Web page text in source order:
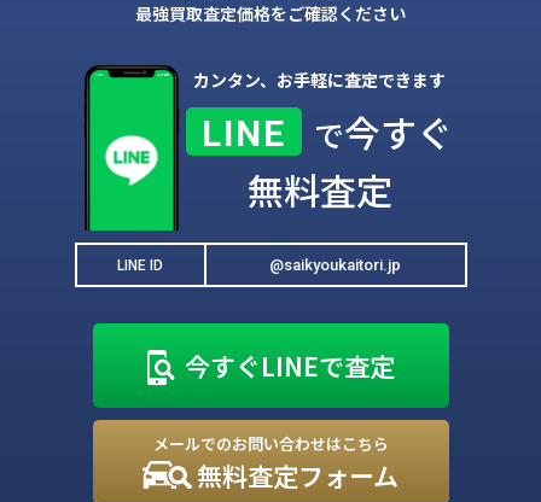
最強買取査定価格をご確認ください
カンタン、お手軽に査定できます
LINE で今すぐ
無料査定
LINE ID @saikyoukaitori.jp
今すぐLINEで査定
メールでのお問い合わせはこちら
無料査定フォーム